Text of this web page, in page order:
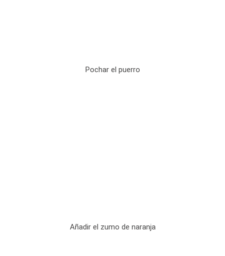
Pochar el puerro
Añadir el zumo de naranja